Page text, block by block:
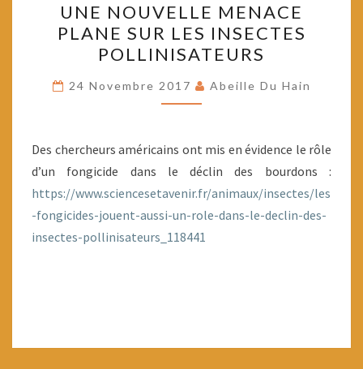
NOUVELLE
MENACE
PLANE
SUR
LES
POLLINISATEURS
UNE NOUVELLE MENACE
PLANE SUR LES INSECTES
POLLINISATEURS
24 Novembre 2017 Abeille Du Hain
Des chercheurs américains ont mis en évidence le rôle
d’un fongicide dans le déclin des bourdons :
https://www.sciencesetavenir.fr/animaux/insectes/les
-fongicides-jouent-aussi-un-role-dans-le-declin-des-
insectes-pollinisateurs_118441